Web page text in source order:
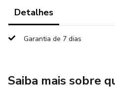
Detalhes
Garantia de 7 dias
Saiba mais sobre